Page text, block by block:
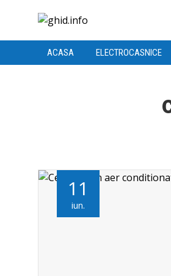
ACASA ELECTROCASNICE
11
iun.